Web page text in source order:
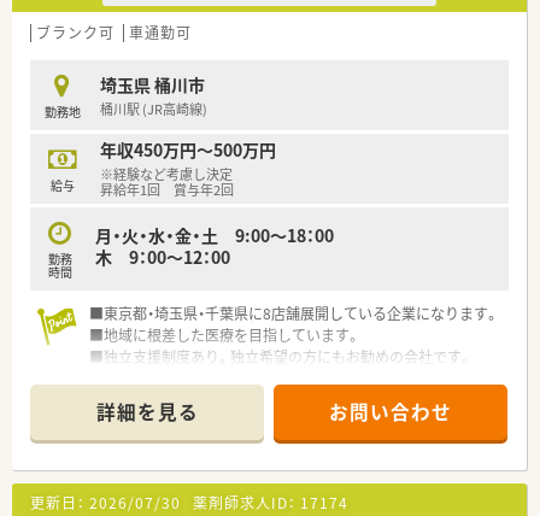
ブランク可 車通勤可
勤務地
埼玉県 桶川市
桶川駅 (JR高崎線)
給与
年収450万円～500万円
※経験など考慮し決定
昇給年1回 賞与年2回
勤務
時間
月・火・水・金・土 9:00～18：00
木 9：00～12：00
■東京都・埼玉県・千葉県に8店舗展開している企業になります。
■地域に根差した医療を目指しています。
■独立支援制度あり。独立希望の方にもお勧めの会社です。
詳細を見る お問い合わせ
更新日： 2026/07/30 薬剤師求人ID： 17174